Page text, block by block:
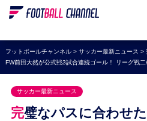
WEリーグ
海外サッカー
プレミアリーグ
ラ・リーガ
セリエA
フットボールチャンネル> サッカー最新ニュース >
FW前田大然が公式戦3試合連続ゴール！ リーグ戦
サッカー最新ニュース
完璧なパスに合わせた一撃！ セルティ